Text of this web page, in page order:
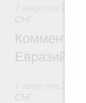
СНГ
СНГ